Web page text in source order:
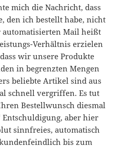
mich die Nachricht, dass
den ich bestellt habe, nicht
Mail heißt
Verhältnis erzielen
wir unsere Produkte
in begrenzten Mengen
beliebte Artikel sind aus
schnell vergriffen. Es tut
Bestellwunsch diesmal
aber hier
sinnfreies, automatisch
bis zum